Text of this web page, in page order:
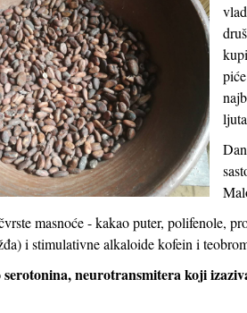
masnoće - kakao puter, polifenole,
i stimulativne alkaloide kofein i
neurotransmitera koji